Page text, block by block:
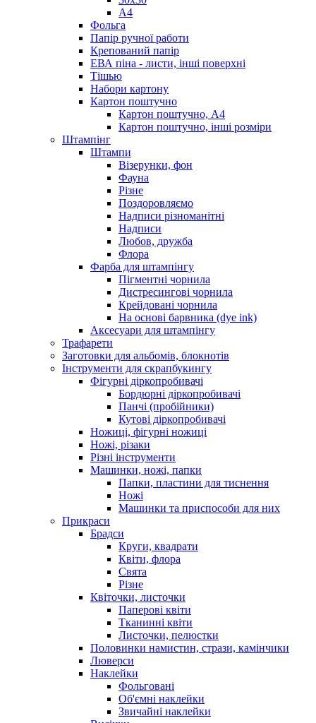
А4
Фольга
Папір ручної работи
Крепований папір
ЕВА піна - листи, інші поверхні
Тішью
Набори картону
Картон поштучно
Картон поштучно, А4
Картон поштучно, інші розміри
Штампінг
Штампи
Візерунки, фон
Фауна
Різне
Поздоровляємо
Надписи різноманітні
Надписи
Любов, дружба
Флора
Фарба для штампінгу
Пігментні чорнила
Дистресингові чорнила
Крейдовані чорнила
На основі барвника (dye ink)
Аксесуари для штампінгу
Трафарети
Заготовки для альбомів, блокнотів
Інструменти для скрапбукингу
Фігурні діркопробивачі
Бордюрні діркопробивачі
Панчі (пробійники)
Кутові діркопробивачі
Ножиці, фігурні ножиці
Ножі, різаки
Різні інструменти
Машинки, ножі, папки
Папки, пластини для тиснення
Ножі
Машинки та приспособи для них
Прикраси
Брадси
Круги, квадрати
Квіти, флора
Свята
Різне
Квіточки, листочки
Паперові квіти
Тканинні квіти
Листочки, пелюстки
Половинки намистин, стрази, камінчики
Люверси
Наклейки
Фольговані
Об'ємні наклейки
Звичайні наклейки